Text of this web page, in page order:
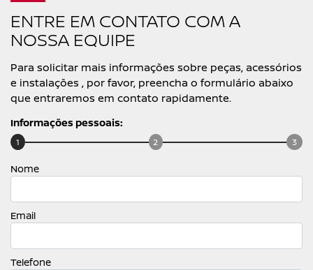
ENTRE EM CONTATO COM A
NOSSA EQUIPE
Para solicitar mais informações sobre peças, acessórios
e instalações , por favor, preencha o formulário abaixo
que entraremos em contato rapidamente.
Informações pessoais:
1 2 3
Nome
Email
Telefone